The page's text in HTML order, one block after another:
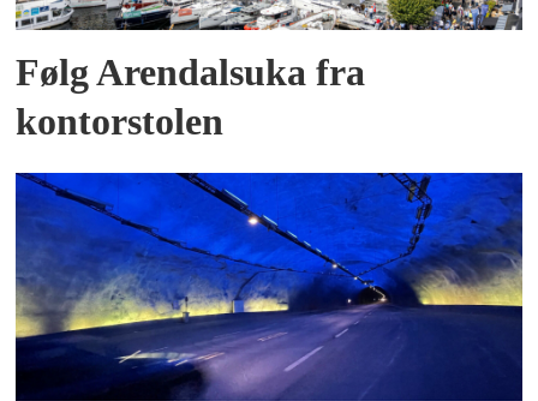
Følg Arendalsuka fra
kontorstolen